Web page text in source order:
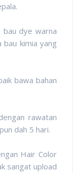
bau dye warna
kimia yang
bawa bahan
rawatan
dah 5 hari.
Hair Color
sangat upload